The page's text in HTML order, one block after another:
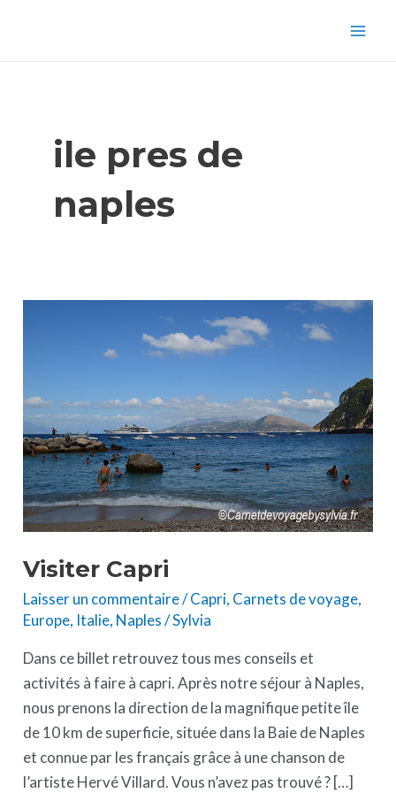
ile pres de
naples
Visiter Capri
Laisser un commentaire/Capri, Carnets de voyage,
Europe, Italie, Naples/Sylvia
Dans ce billet retrouvez tous mes conseils et
activités à faire à capri. Après notre séjour à Naples,
nous prenons la direction de la magnifique petite île
de 10 km de superficie, située dans la Baie de Naples
et connue par les français grâce à une chanson de
l’artiste Hervé Villard. Vous n’avez pas trouvé ? […]